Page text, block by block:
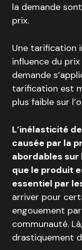
la demande
prix.
Une tarification
influence du
demande
tarification est
plus faible sur
L’inélasticité
causée par la
abordables sur
que le produit
essentiel par
arriver pour
engouement
communauté.
drastiquement